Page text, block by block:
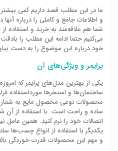
ما در این مطلب قصد داریم کمی
و اطلاعات جامع و کاملی را درباره
شما هم علاقه‌مند به خرید و استفاده
می‌کنیم حتما ادامه این مطلب را بادقت
خود درباره این موضوع را به دست
پرایمر و ویژگی‌های آن
یکی از بهترین مدل‌های پرایمر که
ساختمان‌ها و استخرها مورداستفاده
محصولات نوعی محصول مایع به شمار
ساده و راحت است. با استفاده از آن
اتصالات خود را نرم کنید. همین عامل
یکدیگر با استفاده از انواع چسب‌ها
و مهم این محصولات قدرت خوردگی